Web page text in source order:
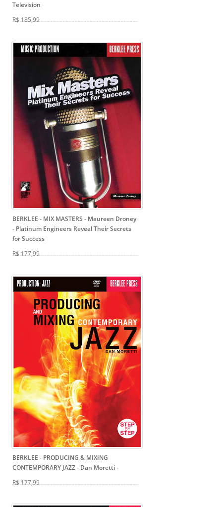
Television
R$ 185,99
BERKLEE - MIX MASTERS - Maureen Droney
- Platinum Engineers Reveal Their Secrets
for Success
R$ 177,99
BERKLEE - PRODUCING & MIXING
CONTEMPORARY JAZZ - Dan Moretti-
R$ 177,99